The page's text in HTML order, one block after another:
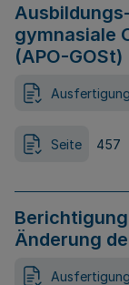
gymnasiale
(APO-GOSt)
Seite 457
Änderung